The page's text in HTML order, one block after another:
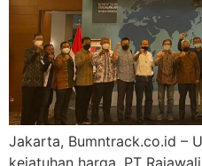
Jakarta, Bumntrack.co.id –
kejatuhan harga, PT